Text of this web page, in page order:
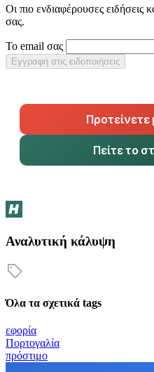
Οι πιο ενδιαφέρουσες ειδήσεις
σας.
Το email σας
Εγγραφή στις ειδοποιήσεις
Πείτε το
Αναλυτική κάλυψη
Όλα τα σχετικά tags
εφορία
Πορτογαλία
πρόστιμο